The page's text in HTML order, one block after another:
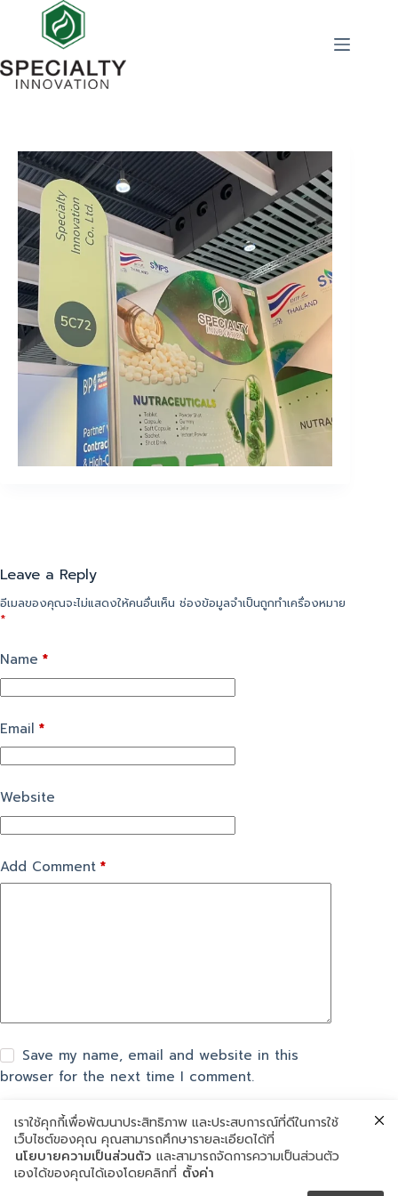
Leave a Reply
อีเมลของคุณจะไม่แสดงให้คนอื่นเห็น ช่องข้อมูลจำเป็นถูกทำเครื่องหมาย
*
Name *
Email *
Website
Add Comment *
Save my name, email and website in this
browser for the next time I comment.
แสดงความเห็น
เราใช้คุกกี้เพื่อพัฒนาประสิทธิภาพ และประสบการณ์ที่ดีในการใช้
เว็บไซต์ของคุณ คุณสามารถศึกษารายละเอียดได้ที่
นโยบายความเป็นส่วนตัว และสามารถจัดการความเป็นส่วนตัว
เองได้ของคุณได้เองโดยคลิกที่ ตั้งค่า